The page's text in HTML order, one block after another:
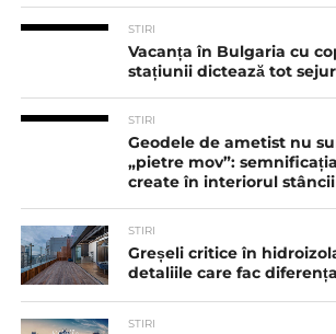
STIRI
Vacanța în Bulgaria cu
stațiunii dictează tot
STIRI
Geodele de ametist nu
„pietre mov”:
create în interiorul stâncii
STIRI
Greșeli critice în
detaliile care fac diferența
STIRI